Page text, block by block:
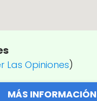
Las Opiniones)
MÁS INFORMACIÓN